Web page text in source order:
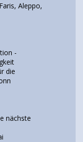
Aleppo,
-
die
nächste